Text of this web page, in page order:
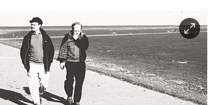
berlin
nord
wahrheit
verlag